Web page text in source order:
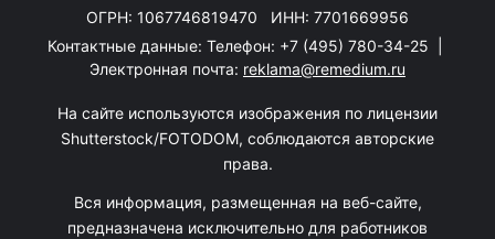
ОГРН: 1067746819470 ИНН: 7701669956
Контактные данные: Телефон: +7 (495) 780-34-25
Электронная почта: reklama@remedium.ru
На сайте используются изображения по лицензии
Shutterstock/FOTODOM, соблюдаются авторские
права.
Вся информация, размещенная на веб-сайте,
предназначена исключительно для работников